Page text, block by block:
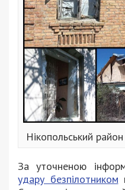
Нікопольський район
За уточненою
удару безпілотником